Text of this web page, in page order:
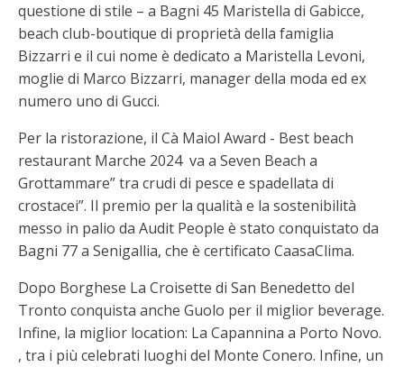
questione di stile – a Bagni 45 Maristella di Gabicce,
beach club-boutique di proprietà della famiglia
Bizzarri e il cui nome è dedicato a Maristella Levoni,
moglie di Marco Bizzarri, manager della moda ed ex
numero uno di Gucci.
Per la ristorazione, il Cà Maiol Award - Best beach
restaurant Marche 2024 va a Seven Beach a
Grottammare” tra crudi di pesce e spadellata di
crostacei”. Il premio per la qualità e la sostenibilità
messo in palio da Audit People è stato conquistato da
Bagni 77 a Senigallia, che è certificato CaasaClima.
Dopo Borghese La Croisette di San Benedetto del
Tronto conquista anche Guolo per il miglior beverage.
Infine, la miglior location: La Capannina a Porto Novo.
, tra i più celebrati luoghi del Monte Conero. Infine, un